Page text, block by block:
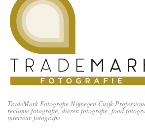
TradeMark Fotografie Nijmegen Cuijk
reclame fotografie, dieren fotografie, food
interieur fotografie